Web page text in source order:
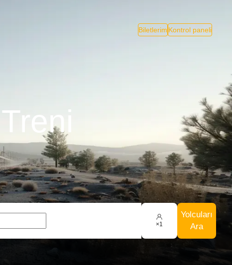
Biletlerim Kontrol paneli
×1
Yolcuları
Ara